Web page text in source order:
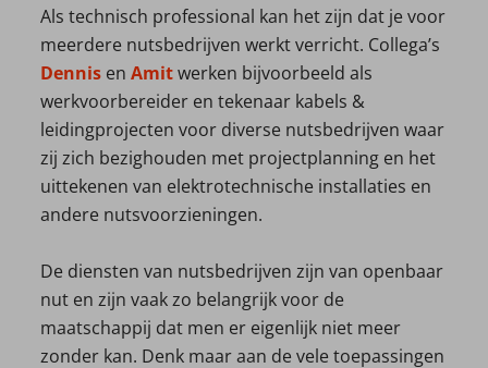
Als technisch professional kan het zijn dat je voor
meerdere nutsbedrijven werkt verricht. Collega’s
Dennis en Amitwerken bijvoorbeeld als
werkvoorbereider en tekenaar kabels &
leidingprojecten voor diverse nutsbedrijven waar
zij zich bezighouden met projectplanning en het
uittekenen van elektrotechnische installaties en
andere nutsvoorzieningen.
De diensten van nutsbedrijven zijn van openbaar
nut en zijn vaak zo belangrijk voor de
maatschappij dat men er eigenlijk niet meer
zonder kan. Denk maar aan de vele toepassingen